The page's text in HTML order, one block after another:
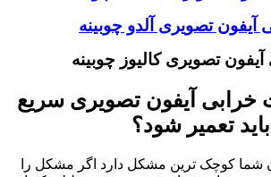
آیفون تصویری آلدو چوبینه
آیفون تصویری کالیوز چوبینه
خرابی آیفون تصویری سریع
باید تعمیر شود؟
شما کوچک ترین مشکل دارد اگر مشکل را